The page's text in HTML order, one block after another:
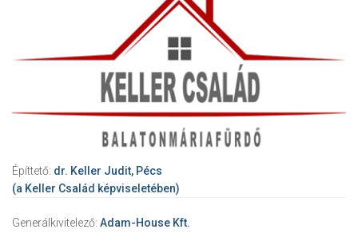
Építtető: dr. Keller Judit, Pécs
(a Keller Család képviseletében)
Generálkivitelező: Adam-House Kft.